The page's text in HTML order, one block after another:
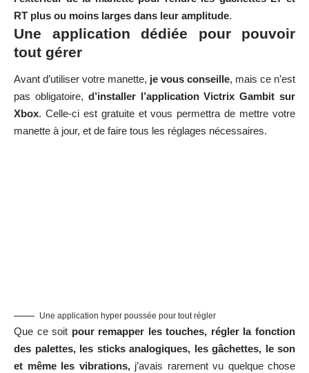
RT plus ou moins larges dans leur amplitude.
Une application dédiée pour pouvoir
tout gérer
Avant d’utiliser votre manette, je vous conseille, mais ce n’est
pas obligatoire, d’installer l’application Victrix Gambit sur
Xbox. Celle-ci est gratuite et vous permettra de mettre votre
manette à jour, et de faire tous les réglages nécessaires.
Une application hyper poussée pour tout régler
Que ce soit pour remapper les touches, régler la fonction
des palettes, les sticks analogiques, les gâchettes, le son
et même les vibrations,j’avais rarement vu quelque chose